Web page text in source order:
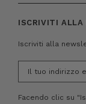
ISCRIVITI ALLA
Iscriviti alla
Facendo clic su